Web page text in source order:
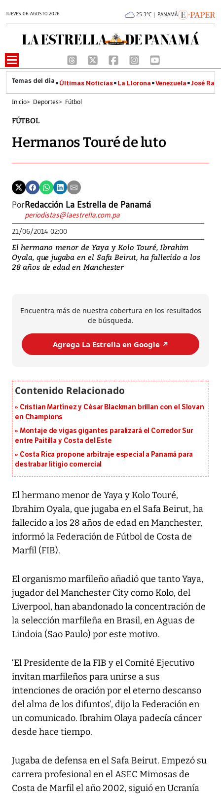
JUEVES 06 AGOSTO 2026 25.3°C | PANAMÁ
Últimas Noticias La Llorona Venezuela José
Inicio> Deportes> Fútbol
FÚTBOL
Hermanos Touré de luto
PorRedacción La Estrella de Panamá
periodistas@laestrella.com.pa
21/06/2014 02:00
El hermano menor de Yaya y Kolo Touré, Ibrahim
Oyala, que jugaba en el Safa Beirut, ha fallecido a los
28 años de edad en Manchester
Encuentra más de nuestra cobertura en los resultados
de búsqueda.
Agrega La Estrella en Google ↗️
Cristian Martínez y César Blackman brillan con el Slovan
en Champions
Montaje de vigas gigantes paralizará el Corredor Sur
entre Paitilla y Costa del Este
Costa Rica propone arbitraje especial a Panamá para
destrabar litigio comercial
El hermano menor de Yaya y Kolo Touré,
Ibrahim Oyala, que jugaba en el Safa Beirut, ha
fallecido a los 28 años de edad en Manchester,
informó la Federación de Fútbol de Costa de
Marfil (FIB).
El organismo marfileño añadió que tanto Yaya,
jugador del Manchester City como Kolo, del
Liverpool, han abandonado la concentración de
la selección marfileña en Brasil, en Aguas de
Lindoia (Sao Paulo) por este motivo.
‘El Presidente de la FIB y el Comité Ejecutivo
invitan marfileños para unirse a sus
intenciones de oración por el eterno descanso
del alma de los difuntos’, dijo la Federación en
un comunicado. Ibrahim Olaya padecía cáncer
desde hace tiempo.
Jugaba de defensa en el Safa Beirut. Empezó su
carrera profesional en el ASEC Mimosas de
Costa de Marfil el año 2002, siguió en Ucranía